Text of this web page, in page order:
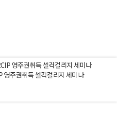
영주권취득 셀컥컬리지 세미나